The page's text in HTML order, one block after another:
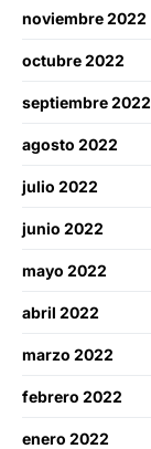
noviembre 2022
octubre 2022
septiembre 2022
agosto 2022
julio 2022
junio 2022
mayo 2022
abril 2022
marzo 2022
febrero 2022
enero 2022